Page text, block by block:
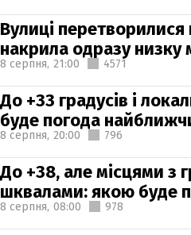
Вулиці перетворилися
накрила одразу низку
8 серпня, 21:00 4571
До +33 градусів і
буде погода
8 серпня, 20:00 796
До +38, але місцями з
шквалами: якою буде
8 серпня, 08:00 978